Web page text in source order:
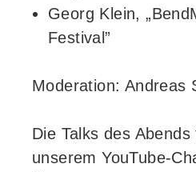
Georg Klein,
Festival”
Moderation: Andreas
Die Talks des
unserem YouTube-